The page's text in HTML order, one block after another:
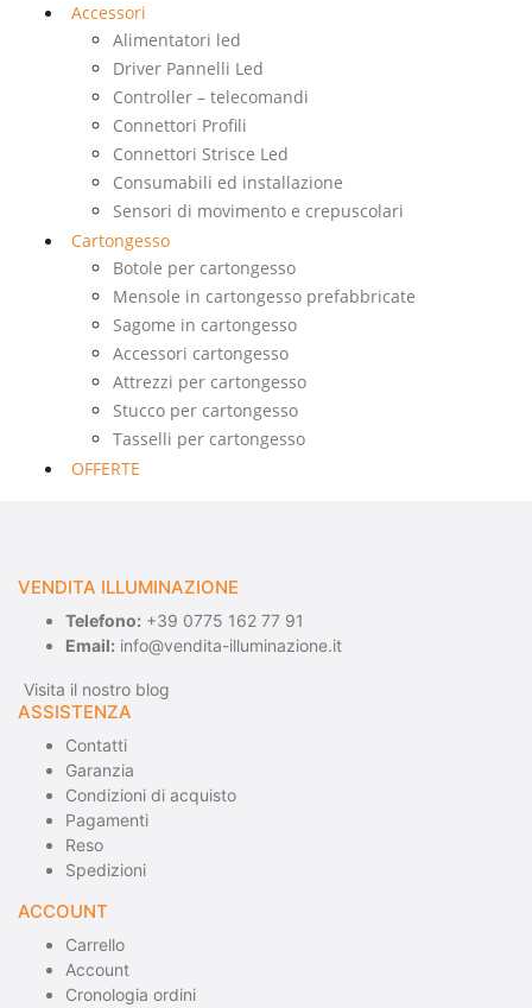
Accessori
Alimentatori led
Driver Pannelli Led
Controller – telecomandi
Connettori Profili
Connettori Strisce Led
Consumabili ed installazione
Sensori di movimento e crepuscolari
Cartongesso
Botole per cartongesso
Mensole in cartongesso prefabbricate
Sagome in cartongesso
Accessori cartongesso
Attrezzi per cartongesso
Stucco per cartongesso
Tasselli per cartongesso
OFFERTE
VENDITA ILLUMINAZIONE
Telefono: +39 0775 162 77 91
Email: info@vendita-illuminazione.it
Visita il nostro blog
ASSISTENZA
Contatti
Garanzia
Condizioni di acquisto
Pagamenti
Reso
Spedizioni
ACCOUNT
Carrello
Account
Cronologia ordini